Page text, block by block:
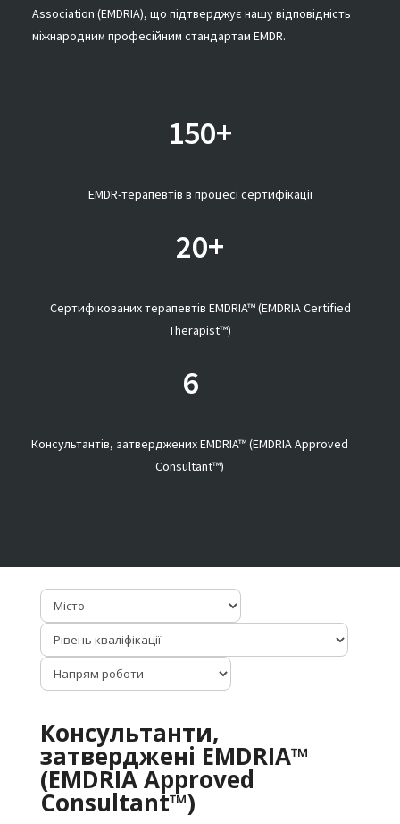
Association (EMDRIA), що підтверджує нашу відповідність
міжнародним професійним стандартам EMDR.
150+
EMDR-терапевтів в процесі сертифікації
20+
Сертифікованих терапевтів EMDRIA™ (EMDRIA Certified
Therapist™)
6
Консультантів, затверджених EMDRIA™ (EMDRIA Approved
Consultant™)
Консультанти,
затверджені EMDRIA™
(EMDRIA Approved
Consultant™)